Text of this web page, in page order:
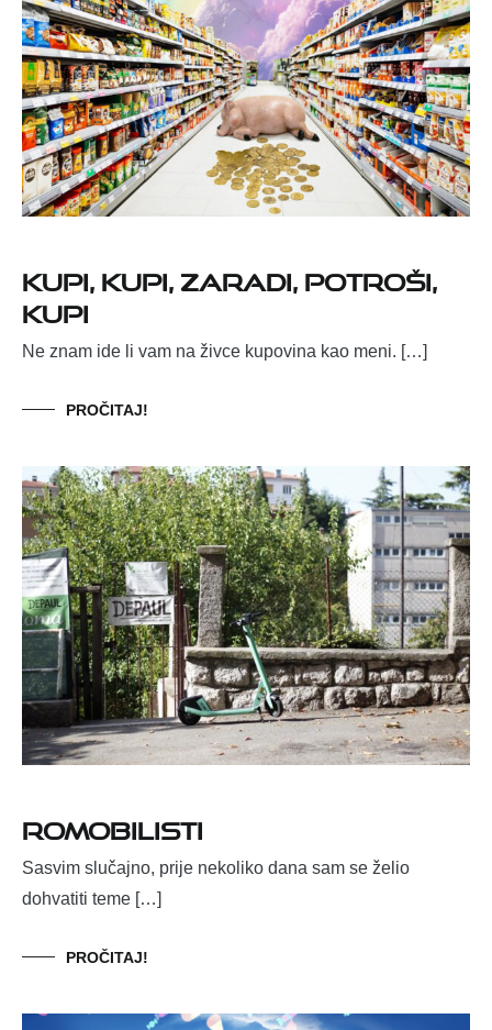
Kupi, kupi, zaradi, potroši,
kupi
Ne znam ide li vam na živce kupovina kao meni. […]
PROČITAJ!
Romobilisti
Sasvim slučajno, prije nekoliko dana sam se želio
dohvatiti teme […]
PROČITAJ!